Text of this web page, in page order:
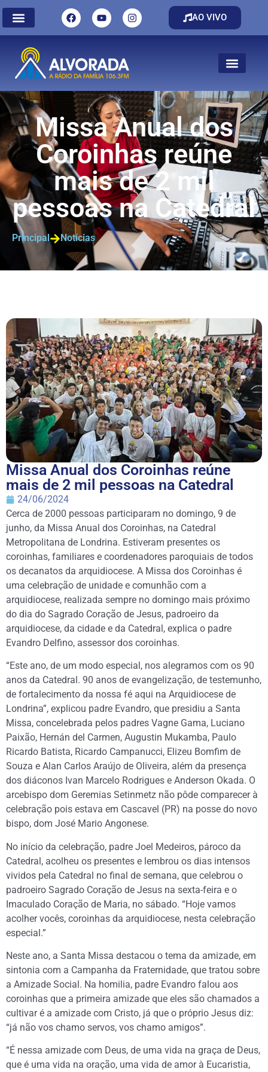
AO VIVO
Missa Anual dos
Coroinhas reúne
mais de 2 mil
pessoas na Catedral
Principal Notícias
Missa Anual dos Coroinhas reúne
mais de 2 mil pessoas na Catedral
24/06/2024
Cerca de 2000 pessoas participaram no domingo, 9 de
junho, da Missa Anual dos Coroinhas, na Catedral
Metropolitana de Londrina. Estiveram presentes os
coroinhas, familiares e coordenadores paroquiais de todos
os decanatos da arquidiocese. A Missa dos Coroinhas é
uma celebração de unidade e comunhão com a
arquidiocese, realizada sempre no domingo mais próximo
do dia do Sagrado Coração de Jesus, padroeiro da
arquidiocese, da cidade e da Catedral, explica o padre
Evandro Delfino, assessor dos coroinhas.
“Este ano, de um modo especial, nos alegramos com os 90
anos da Catedral. 90 anos de evangelização, de testemunho,
de fortalecimento da nossa fé aqui na Arquidiocese de
Londrina”, explicou padre Evandro, que presidiu a Santa
Missa, concelebrada pelos padres Vagne Gama, Luciano
Paixão, Hernán del Carmen, Augustin Mukamba, Paulo
Ricardo Batista, Ricardo Campanucci, Elizeu Bomfim de
Souza e Alan Carlos Araújo de Oliveira, além da presença
dos diáconos Ivan Marcelo Rodrigues e Anderson Okada. O
arcebispo dom Geremias Setinmetz não pôde comparecer à
celebração pois estava em Cascavel (PR) na posse do novo
bispo, dom José Mario Angonese.
No início da celebração, padre Joel Medeiros, pároco da
Catedral, acolheu os presentes e lembrou os dias intensos
vividos pela Catedral no final de semana, que celebrou o
padroeiro Sagrado Coração de Jesus na sexta-feira e o
Imaculado Coração de Maria, no sábado. “Hoje vamos
acolher vocês, coroinhas da arquidiocese, nesta celebração
especial.”
Neste ano, a Santa Missa destacou o tema da amizade, em
sintonia com a Campanha da Fraternidade, que tratou sobre
a Amizade Social. Na homilia, padre Evandro falou aos
coroinhas que a primeira amizade que eles são chamados a
cultivar é a amizade com Cristo, já que o próprio Jesus diz:
“já não vos chamo servos, vos chamo amigos”.
“É nessa amizade com Deus, de uma vida na graça de Deus,
que é uma vida na oração, uma vida de amor à Eucaristia,